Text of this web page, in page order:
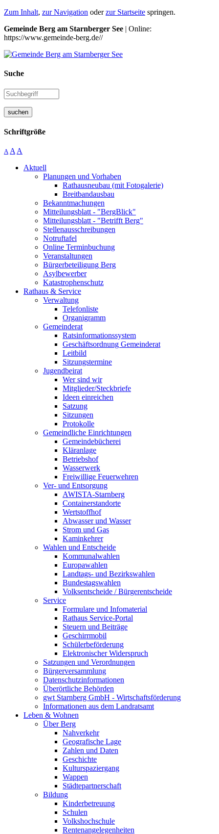
Zum Inhalt, zur Navigation oderzur Startseite springen.
Gemeinde Berg am Starnberger See | Online:
https://www.gemeinde-berg.de//
Suche
suchen
Schriftgröße
A A A
Aktuell
Planungen und Vorhaben
Rathausneubau (mit Fotogalerie)
Breitbandausbau
Bekanntmachungen
Mitteilungsblatt - "BergBlick"
Mitteilungsblatt - "Betrifft Berg"
Stellenausschreibungen
Notruftafel
Online Terminbuchung
Veranstaltungen
Bürgerbeteiligung Berg
Asylbewerber
Katastrophenschutz
Rathaus & Service
Verwaltung
Telefonliste
Organigramm
Gemeinderat
Ratsinformationssystem
Geschäftsordnung Gemeinderat
Leitbild
Sitzungstermine
Jugendbeirat
Wer sind wir
Mitglieder/Steckbriefe
Ideen einreichen
Satzung
Sitzungen
Protokolle
Gemeindliche Einrichtungen
Gemeindebücherei
Kläranlage
Betriebshof
Wasserwerk
Freiwillige Feuerwehren
Ver- und Entsorgung
AWISTA-Starnberg
Containerstandorte
Wertstoffhof
Abwasser und Wasser
Strom und Gas
Kaminkehrer
Wahlen und Entscheide
Kommunalwahlen
Europawahlen
Landtags- und Bezirkswahlen
Bundestagswahlen
Volksentscheide / Bürgerentscheide
Service
Formulare und Infomaterial
Rathaus Service-Portal
Steuern und Beiträge
Geschirrmobil
Schülerbeförderung
Elektronischer Widerspruch
Satzungen und Verordnungen
Bürgerversammlung
Datenschutzinformationen
Überörtliche Behörden
gwt Starnberg GmbH - Wirtschaftsförderung
Informationen aus dem Landratsamt
Leben & Wohnen
Über Berg
Nahverkehr
Geografische Lage
Zahlen und Daten
Geschichte
Kulturspaziergang
Wappen
Städtepartnerschaft
Bildung
Kinderbetreuung
Schulen
Volkshochschule
Rentenangelegenheiten